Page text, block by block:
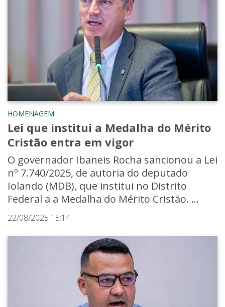
HOMENAGEM
Lei que institui a Medalha do Mérito
Cristão entra em vigor
O governador Ibaneis Rocha sancionou a Lei
nº 7.740/2025, de autoria do deputado
Iolando (MDB), que institui no Distrito
Federal a a Medalha do Mérito Cristão. ...
22/08/2025 15:14